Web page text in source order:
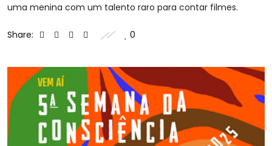
uma menina com um talento raro para contar filmes.
Share: 0